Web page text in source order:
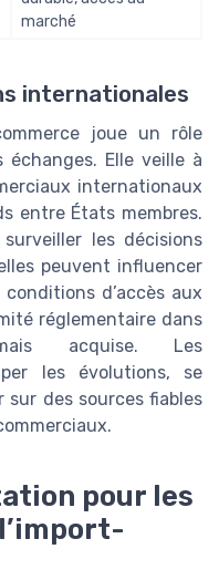
marché
internationales
joue un rôle
Elle veille à
internationaux
entre États membres.
les décisions
peuvent influencer
d’accès aux
réglementaire dans
acquise. Les
les évolutions, se
sur des sources fiables
pour les